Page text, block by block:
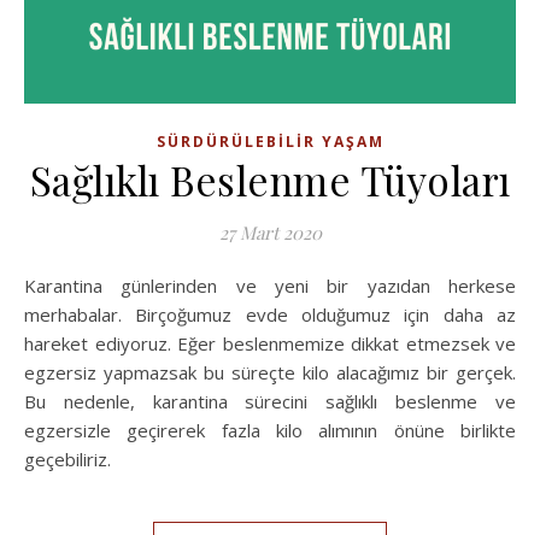
SÜRDÜRÜLEBILIR YAŞAM
Sağlıklı Beslenme Tüyoları
27 Mart 2020
Karantina günlerinden ve yeni bir yazıdan herkese
merhabalar. Birçoğumuz evde olduğumuz için daha az
hareket ediyoruz. Eğer beslenmemize dikkat etmezsek ve
egzersiz yapmazsak bu süreçte kilo alacağımız bir gerçek.
Bu nedenle, karantina sürecini sağlıklı beslenme ve
egzersizle geçirerek fazla kilo alımının önüne birlikte
geçebiliriz.